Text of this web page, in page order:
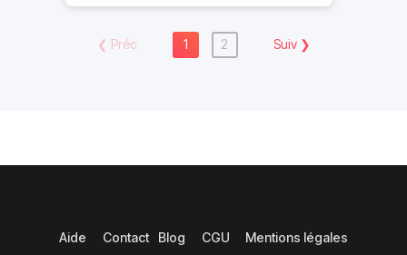
❮ Préc 1 2 Suiv❯
Aide Contact Blog CGU Mentions légales